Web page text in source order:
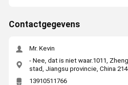
Contactgegevens
Mr. Kevin
- Nee, dat is niet waar.1011,
stad, Jiangsu provincie, China
13910511766